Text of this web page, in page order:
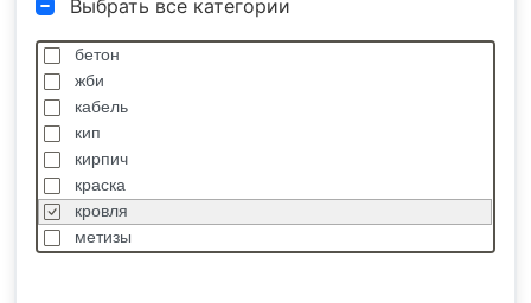
Выбрать все категории
бетон
жби
кабель
кип
кирпич
краска
кровля
метизы